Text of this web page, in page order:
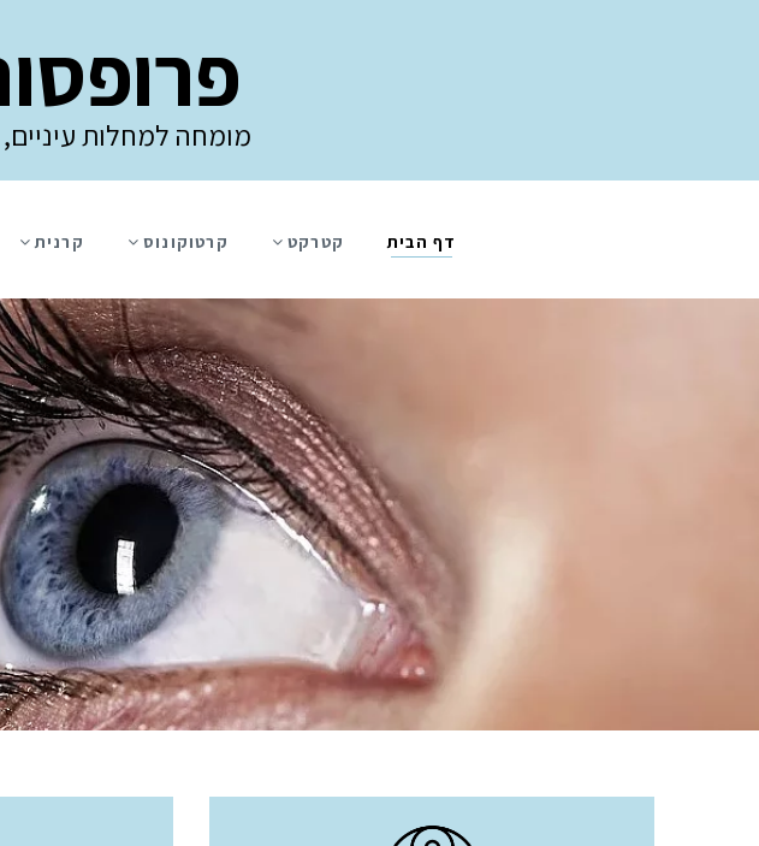
מומחה למחלות
דף הבית קטרקט קרטוקונוס קרנית